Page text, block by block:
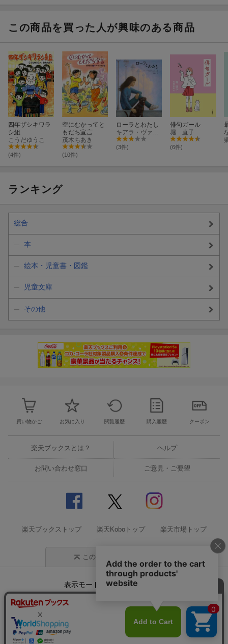
この商品を買った人が興味のある商品
四年ザシキワラ
シ組
こうだゆうこ
(4件)
空にむかってと
もだち宣言
茂木ちあき
(10件)
ローラとわたし
キアラ・ヴァレンティーナ・セグレ
(3件)
俳句ガール
堀 直子
(6件)
ランキング
総合
本
絵本・児童書・図鑑
児童文庫
その他
買い物かご お気に入り 閲覧履歴 購入履歴 クーポン
楽天ブックスとは？ ヘルプ
お問い合わせ窓口 ご意見・ご要望
楽天ブックストップ 楽天Koboトップ 楽天市場トップ
このページの先頭に戻る
表示モード モバイル
企業情報 個人情報保護方針
特定商取引法に基づく表記
サステナビリティ